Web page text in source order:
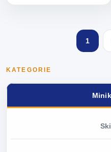
KATEGORIE
1